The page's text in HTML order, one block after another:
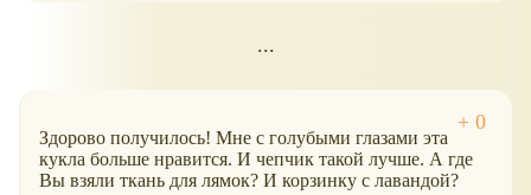
...
Здорово получилось! Мне с голубыми глазами эта
кукла больше нравится. И чепчик такой лучше. А где
Вы взяли ткань для лямок? И корзинку с лавандой?